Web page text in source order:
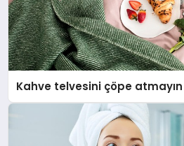
Kahve telvesini çöpe